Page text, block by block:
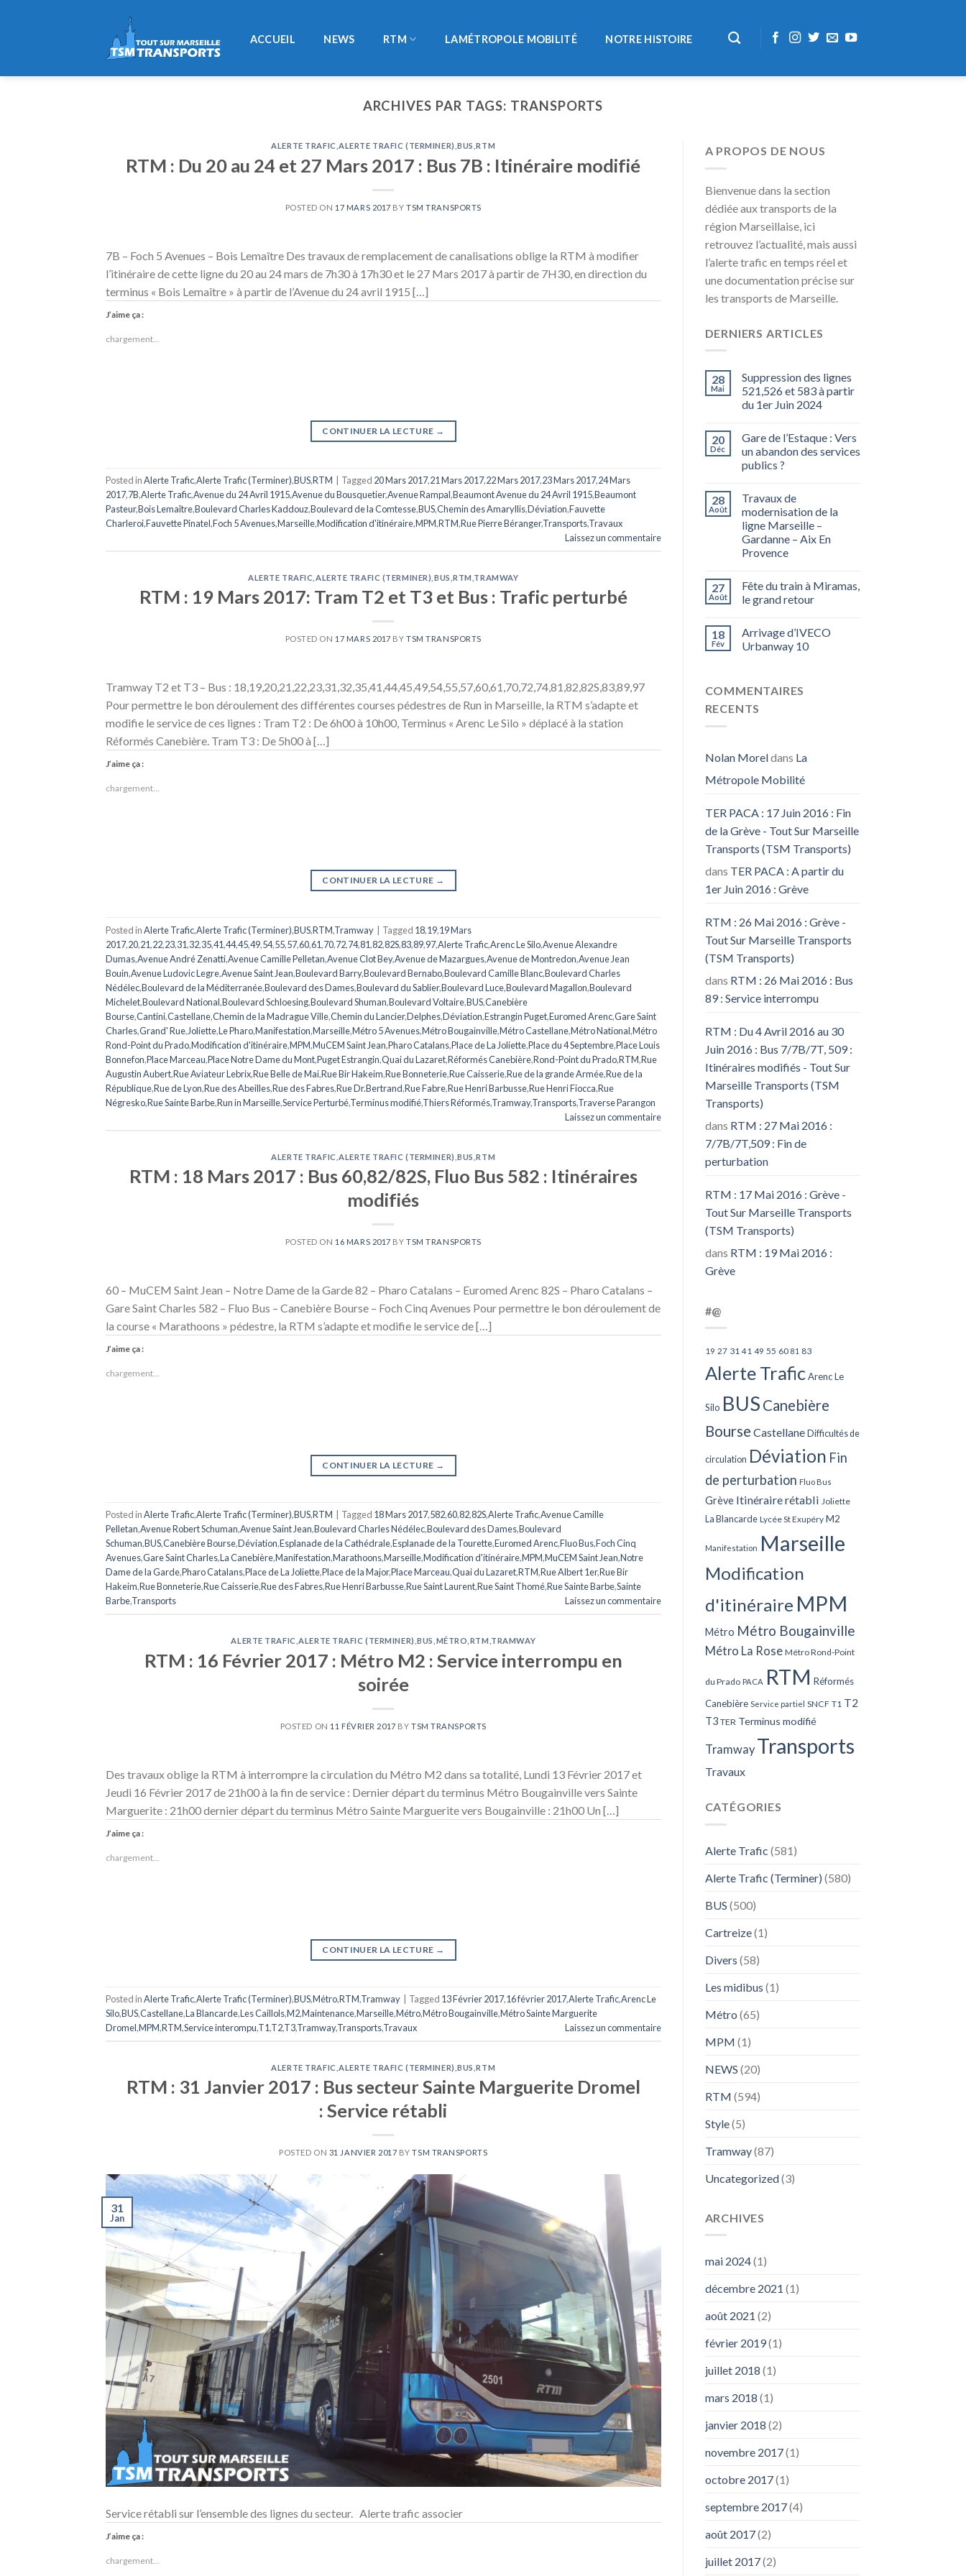
ACCUEIL NEWS RTM LAMÉTROPOLE MOBILITÉ NOTRE HISTOIRE
ARCHIVES PAR TAGS: TRANSPORTS
ALERTE TRAFIC ,ALERTE TRAFIC (TERMINER) ,BUS ,RTM
RTM : Du 20 au 24 et 27 Mars 2017 : Bus 7B : Itinéraire modifié
POSTED ON 17 MARS 2017 BYTSM TRANSPORTS
7B – Foch 5 Avenues – Bois Lemaître Des travaux de remplacement de canalisations oblige la RTM à modifier
l’itinéraire de cette ligne du 20 au 24 mars de 7h30 à 17h30 et le 27 Mars 2017 à partir de 7H30, en direction du
terminus « Bois Lemaître » à partir de l’Avenue du 24 avril 1915 […]
J’aime ça :
chargement…
CONTINUER LA LECTURE →
Posted inAlerte Trafic,Alerte Trafic (Terminer),BUS,RTM Tagged 20 Mars 2017,21 Mars 2017,22 Mars 2017,23 Mars 2017,24 Mars
2017,7B,Alerte Trafic,Avenue du 24 Avril 1915,Avenue du Bousquetier,Avenue Rampal,Beaumont Avenue du 24 Avril 1915,Beaumont
Pasteur,Bois Lemaître,Boulevard Charles Kaddouz,Boulevard de la Comtesse,BUS,Chemin des Amaryllis,Déviation,Fauvette
Charleroi,Fauvette Pinatel,Foch 5 Avenues,Marseille,Modification d'itinéraire,MPM,RTM,Rue Pierre Béranger,Transports,Travaux
Laissez un commentaire
ALERTE TRAFIC ALERTE TRAFIC (TERMINER) BUS ,RTM TRAMWAY
RTM : 19 Mars 2017: Tram T2 et T3 et Bus : Trafic perturbé
POSTED ON 17 MARS 2017 BYTSM TRANSPORTS
Tramway T2 et T3 – Bus : 18,19,20,21,22,23,31,32,35,41,44,45,49,54,55,57,60,61,70,72,74,81,82,82S,83,89,97
Pour permettre le bon déroulement des différentes courses pédestres de Run in Marseille, la RTM s’adapte et
modifie le service de ces lignes : Tram T2 : De 6h00 à 10h00, Terminus « Arenc Le Silo » déplacé à la station
Réformés Canebière. Tram T3 : De 5h00 à […]
J’aime ça :
chargement…
CONTINUER LA LECTURE →
Posted inAlerte Trafic,Alerte Trafic (Terminer),BUS,RTM,Tramway Tagged 18,19,19 Mars
2017,20,21,22,23,31,32,35,41,44,45,49,54,55,57,60,61,70,72,74,81,82,82S,83,89,97,Alerte Trafic,Arenc Le Silo,Avenue Alexandre
Dumas,Avenue André Zenatti,Avenue Camille Pelletan,Avenue Clot Bey,Avenue de Mazargues,Avenue de Montredon,Avenue Jean
Bouin,Avenue Ludovic Legre,Avenue Saint Jean,Boulevard Barry,Boulevard Bernabo,Boulevard Camille Blanc,Boulevard Charles
Nédélec,Boulevard de la Méditerranée,Boulevard des Dames,Boulevard du Sablier,Boulevard Luce,Boulevard Magallon,Boulevard
Michelet,Boulevard National,Boulevard Schloesing,Boulevard Shuman,Boulevard Voltaire,BUS,Canebière
Bourse,Cantini,Castellane,Chemin de la Madrague Ville,Chemin du Lancier,Delphes,Déviation,Estrangin Puget,Euromed Arenc,Gare Saint
Charles,Grand' Rue,Joliette,Le Pharo,Manifestation,Marseille,Métro 5 Avenues,Métro Bougainville,Métro Castellane,Métro National,Métro
Rond-Point du Prado,Modification d'itinéraire,MPM,MuCEM Saint Jean,Pharo Catalans,Place de La Joliette,Place du 4 Septembre,Place Louis
Bonnefon,Place Marceau,Place Notre Dame du Mont,Puget Estrangin,Quai du Lazaret,Réformés Canebière,Rond-Point du Prado,RTM,Rue
Augustin Aubert,Rue Aviateur Lebrix,Rue Belle de Mai,Rue Bir Hakeim,Rue Bonneterie,Rue Caisserie,Rue de la grande Armée,Rue de la
République,Rue de Lyon,Rue des Abeilles,Rue des Fabres,Rue Dr.Bertrand,Rue Fabre,Rue Henri Barbusse,Rue Henri Fiocca,Rue
Négresko,Rue Sainte Barbe,Run in Marseille,Service Perturbé,Terminus modifié,Thiers Réformés,Tramway,Transports,Traverse Parangon
Laissez un commentaire
ALERTE TRAFIC ALERTE TRAFIC (TERMINER) ,BUS ,RTM
RTM : 18 Mars 2017 : Bus 60,82/82S, Fluo Bus 582 : Itinéraires
modifiés
POSTED ON 16 MARS 2017 BYTSM TRANSPORTS
60 – MuCEM Saint Jean – Notre Dame de la Garde 82 – Pharo Catalans – Euromed Arenc 82S – Pharo Catalans –
Gare Saint Charles 582 – Fluo Bus – Canebière Bourse – Foch Cinq Avenues Pour permettre le bon déroulement de
la course « Marathoons » pédestre, la RTM s’adapte et modifie le service de […]
J’aime ça :
chargement…
CONTINUER LA LECTURE →
Posted inAlerte Trafic,Alerte Trafic (Terminer),BUS,RTM Tagged 18 Mars 2017,582,60,82,82S,Alerte Trafic,Avenue Camille
Pelletan,Avenue Robert Schuman,Avenue Saint Jean,Boulevard Charles Nédélec,Boulevard des Dames,Boulevard
Schuman,BUS,Canebière Bourse,Déviation,Esplanade de la Cathédrale,Esplanade de la Tourette,Euromed Arenc,Fluo Bus,Foch Cinq
Avenues,Gare Saint Charles,La Canebière,Manifestation,Marathoons,Marseille,Modification d'itinéraire,MPM,MuCEM Saint Jean,Notre
Dame de la Garde,Pharo Catalans,Place de La Joliette,Place de la Major,Place Marceau,Quai du Lazaret,RTM,Rue Albert 1er,Rue Bir
Hakeim,Rue Bonneterie,Rue Caisserie,Rue des Fabres,Rue Henri Barbusse,Rue Saint Laurent,Rue Saint Thomé,Rue Sainte Barbe,Sainte
Barbe,Transports Laissez un commentaire
ALERTE TRAFIC ,ALERTE TRAFIC (TERMINER) ,BUS MÉTRO RTM TRAMWAY
RTM : 16 Février 2017 : Métro M2 : Service interrompu en
soirée
POSTED ON 11 FÉVRIER 2017 BY TSM TRANSPORTS
Des travaux oblige la RTM à interrompre la circulation du Métro M2 dans sa totalité, Lundi 13 Février 2017 et
Jeudi 16 Février 2017 de 21h00 à la fin de service : Dernier départ du terminus Métro Bougainville vers Sainte
Marguerite : 21h00 dernier départ du terminus Métro Sainte Marguerite vers Bougainville : 21h00 Un […]
J’aime ça :
chargement…
CONTINUER LA LECTURE →
Posted inAlerte Trafic,Alerte Trafic (Terminer),BUS,Métro,RTM,Tramway Tagged 13 Février 2017,16 février 2017,Alerte Trafic,Arenc Le
Silo,BUS,Castellane,La Blancarde,Les Caillols,M2,Maintenance,Marseille,Métro,Métro Bougainville,Métro Sainte Marguerite
Dromel,MPM,RTM,Service interompu,T1,T2,T3,Tramway,Transports,Travaux Laissez un commentaire
ALERTE TRAFIC ,ALERTE TRAFIC (TERMINER) ,BUS ,RTM
RTM : 31 Janvier 2017 : Bus secteur Sainte Marguerite Dromel
: Service rétabli
POSTED ON 31 JANVIER 2017 BYTSM TRANSPORTS
31
Jan
Service rétabli sur l’ensemble des lignes du secteur. Alerte trafic associer
J’aime ça :
chargement…
A PROPOS DE NOUS
Bienvenue dans la section
dédiée aux transports de la
région Marseillaise, ici
retrouvez l’actualité, mais aussi
l’alerte trafic en temps réel et
une documentation précise sur
les transports de Marseille.
DERNIERS ARTICLES
28
Mai
Suppression des lignes
521,526 et 583 à partir
du 1er Juin 2024
20
Déc
Gare de l’Estaque : Vers
un abandon des services
publics ?
28
Août
Travaux de
modernisation de la
ligne Marseille –
Gardanne – Aix En
Provence
27
Août
Fête du train à Miramas,
le grand retour
18
Fév
Arrivage d’IVECO
Urbanway 10
COMMENTAIRES
RECENTS
Nolan Moreldans La
Métropole Mobilité
TER PACA : 17 Juin 2016 : Fin
de la Grève - Tout Sur Marseille
Transports (TSM Transports)
dans TER PACA : A partir du
1er Juin 2016 : Grève
RTM : 26 Mai 2016 : Grève -
Tout Sur Marseille Transports
(TSM Transports)
dans RTM : 26 Mai 2016 : Bus
89 : Service interrompu
RTM : Du 4 Avril 2016 au 30
Juin 2016 : Bus 7/7B/7T, 509 :
Itinéraires modifiés - Tout Sur
Marseille Transports (TSM
Transports)
dans RTM : 27 Mai 2016 :
7/7B/7T,509 : Fin de
perturbation
RTM : 17 Mai 2016 : Grève -
Tout Sur Marseille Transports
(TSM Transports)
dans RTM : 19 Mai 2016 :
Grève
#@
19 27 31 41 49 55 60 81 83
Alerte Trafic Arenc Le
Silo BUS Canebière
Bourse Castellane Difficultés de
circulation Déviation Fin
de perturbation Fluo Bus
Grève Itinéraire rétabli Joliette
La Blancarde Lycée St Exupéry M2
Manifestation Marseille
Modification
d'itinéraire MPM
Métro Métro Bougainville
Métro La Rose Métro Rond-Point
du Prado PACA RTM Réformés
Canebière Service partiel SNCF T1 T2
T3 TER Terminus modifié
Tramway Transports
Travaux
CATÉGORIES
Alerte Trafic (581)
Alerte Trafic (Terminer) (580)
BUS (500)
Cartreize(1)
Divers (58)
Les midibus (1)
Métro (65)
MPM (1)
NEWS (20)
RTM (594)
Style(5)
Tramway(87)
Uncategorized(3)
ARCHIVES
mai 2024(1)
décembre 2021 (1)
août 2021 (2)
février 2019(1)
juillet 2018 (1)
mars 2018 (1)
janvier 2018 (2)
novembre 2017(1)
octobre 2017(1)
septembre 2017(4)
août 2017(2)
juillet 2017(2)